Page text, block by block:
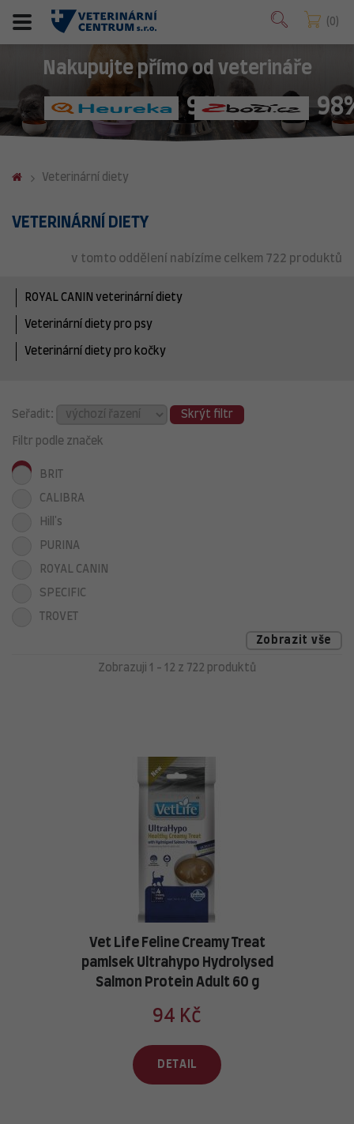
0
Nakupujte přímo od veterináře
98%
Veterinární diety
VETERINÁRNÍ DIETY
v tomto oddělení nabízíme celkem 722 produktů
ROYAL CANIN veterinární diety
Veterinární diety pro psy
Veterinární diety pro kočky
Seřadit: Skrýt filtr
Filtr podle značek
BRIT
CALIBRA
Hill's
PURINA
ROYAL CANIN
SPECIFIC
TROVET
Zobrazit vše
Zobrazuji 1 - 12 z 722 produktů
Vet Life Feline Creamy Treat
pamlsek Ultrahypo Hydrolysed
Salmon Protein Adult 60 g
94 Kč
DETAIL